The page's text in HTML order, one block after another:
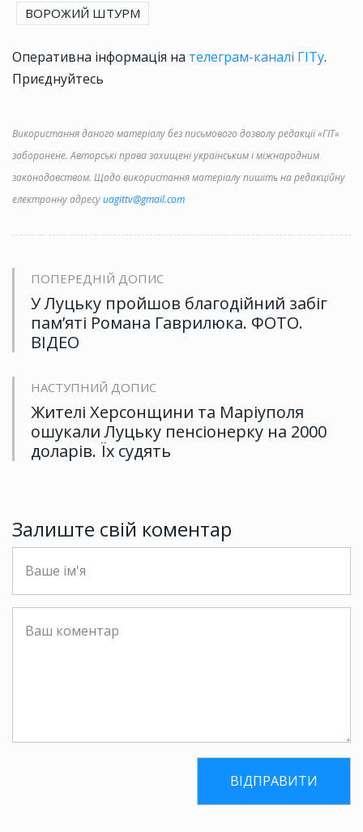
ВОРОЖИЙ ШТУРМ
Оперативна інформація на телеграм-каналі ГІТу.
Приєднуйтесь
Використання даного матеріалу без письмового дозволу редакції «ГІТ»
заборонене. Авторські права захищені українським і міжнародним
законодавством. Щодо використання матеріалу пишіть на редакційну
електронну адресуuagittv@gmail.com
ПОПЕРЕДНІЙ ДОПИС
У Луцьку пройшов благодійний забіг
пам’яті Романа Гаврилюка. ФОТО.
ВІДЕО
НАСТУПНИЙ ДОПИС
Жителі Херсонщини та Маріуполя
ошукали Луцьку пенсіонерку на 2000
доларів. Їх судять
Залиште свій коментар